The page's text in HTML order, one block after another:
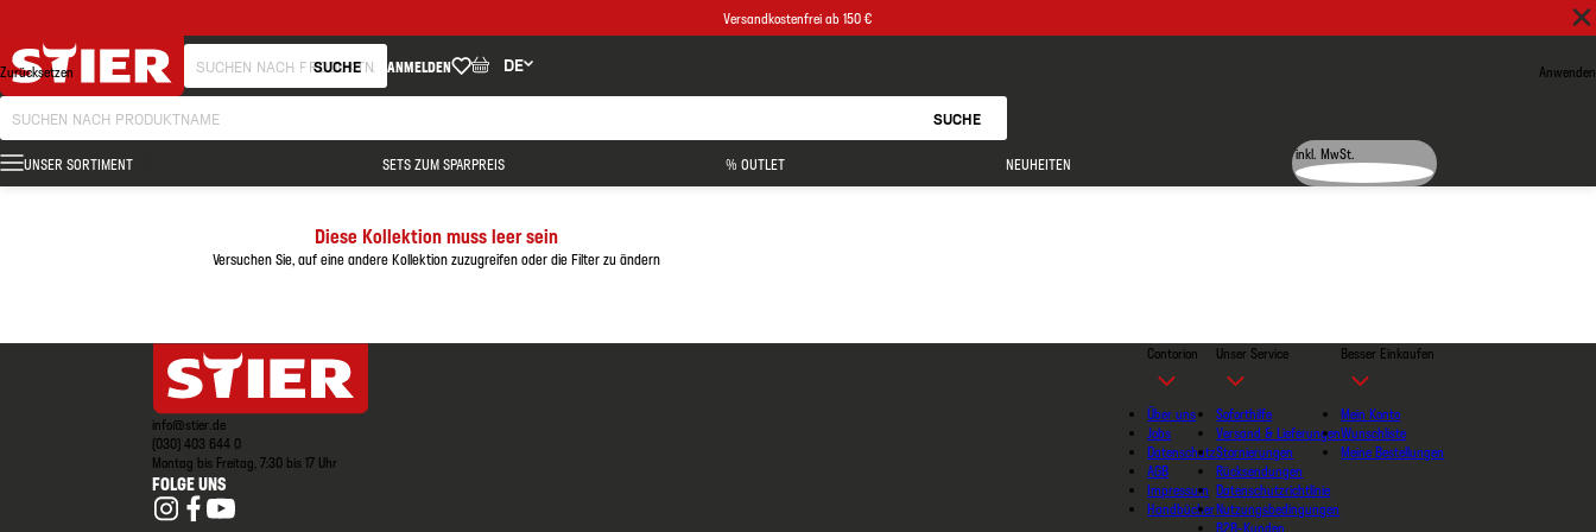
Versandkostenfrei ab 150 €
SUCHE ANMELDEN DE
SUCHE
UNSER SORTIMENT SETS ZUM SPARPREIS % OUTLET NEUHEITEN inkl. MwSt.
Zurücksetzen Anwenden
Diese Kollektion muss leer sein
Versuchen Sie, auf eine andere Kollektion zuzugreifen oder die Filter zu ändern
info@stier.de
(030) 403 644 0
Montag bis Freitag, 7:30 bis 17 Uhr
FOLGE UNS
Contorion
Über uns
Jobs
Datenschutz
AGB
Impressum
Handbücher
Unser Service
Soforthilfe
Versand & Lieferungen
Stornierungen
Rücksendungen
Datenschutzrichtlinie
Nutzungsbedingungen
B2B-Kunden
Besser Einkaufen
Mein Konto
Wunschliste
Meine Bestellungen